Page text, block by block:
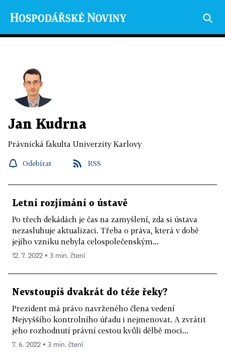
Jan Kudrna
Právnická fakulta Univerzity Karlovy
Odebírat RSS
Letní rozjímání o ústavě
Po třech dekádách je čas na zamyšlení, zda si ústava
nezasluhuje aktualizaci. Třeba o práva, která v době
jejího vzniku nebyla celospolečenským...
12. 7. 2022 ▪ 3 min. čtení
Nevstoupíš dvakrát do téže řeky?
Prezident má právo navrženého člena vedení
Nejvyššího kontrolního úřadu i nejmenovat. A zvrátit
jeho rozhodnutí právní cestou kvůli dělbě moci...
7. 6. 2022 ▪ 3 min. čtení